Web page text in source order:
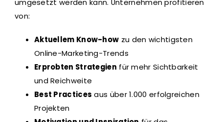
von:
Aktuellem Know-how zu den wichtigsten
Online-Marketing-Trends
Erprobten Strategien für mehr Sichtbarkeit
und Reichweite
Best Practices aus über 1.000 erfolgreichen
Projekten